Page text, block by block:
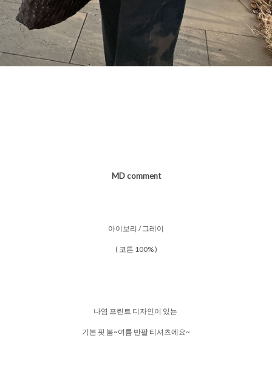
MD comment
아이보리 / 그레이
( 코튼 100% )
나염 프린트 디자인이 있는
기본 핏 봄~여름 반팔 티셔츠에요~